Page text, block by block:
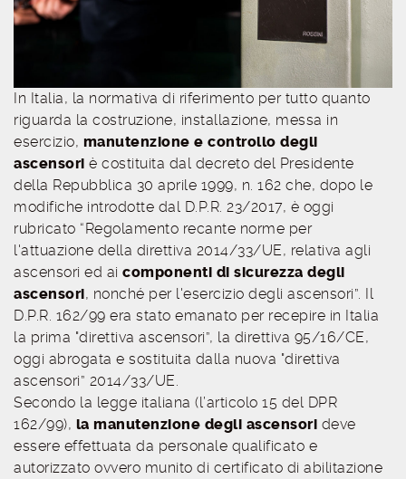
In Italia, la normativa di riferimento per tutto quanto
riguarda la costruzione, installazione, messa in
esercizio, manutenzione e controllo degli
ascensori è costituita dal decreto del Presidente
della Repubblica 30 aprile 1999, n. 162 che, dopo le
modifiche introdotte dal D.P.R. 23/2017, è oggi
rubricato “Regolamento recante norme per
l'attuazione della direttiva 2014/33/UE, relativa agli
ascensori ed ai componenti di sicurezza degli
ascensori, nonché per l'esercizio degli ascensori”. Il
D.P.R. 162/99 era stato emanato per recepire in Italia
la prima "direttiva ascensori”, la direttiva 95/16/CE,
oggi abrogata e sostituita dalla nuova "direttiva
ascensori” 2014/33/UE.
Secondo la legge italiana (l’articolo 15 del DPR
162/99), la manutenzione degli ascensori deve
essere effettuata da personale qualificato e
autorizzato ovvero munito di certificato di abilitazione